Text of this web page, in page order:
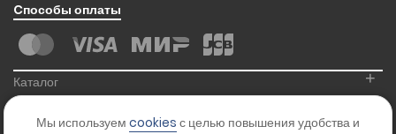
Cпособы оплаты
Каталог +
Мы используем cookies с целью повышения удобства и